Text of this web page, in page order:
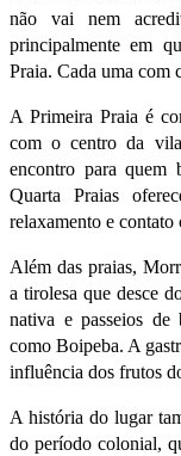
não vai nem
principalmente em
Praia. Cada uma com
A Primeira Praia é
com o centro da
encontro para quem
Quarta Praias
relaxamento e contato
Além das praias,
a tirolesa que desce
nativa e passeios de
como Boipeba. A
influência dos frutos
A história do lugar
do período colonial,